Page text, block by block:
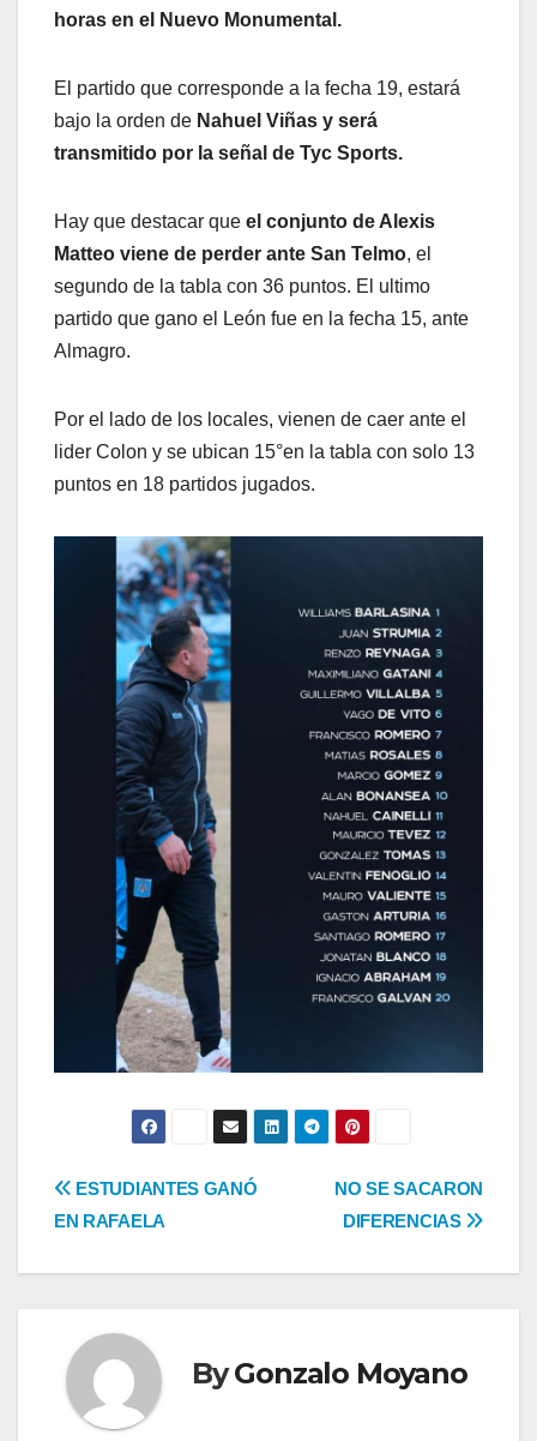
horas en el Nuevo Monumental.
El partido que corresponde a la fecha 19, estará
bajo la orden de Nahuel Viñas y será
transmitido por la señal de Tyc Sports.
Hay que destacar que el conjunto de Alexis
Matteo viene de perder ante San Telmo, el
segundo de la tabla con 36 puntos. El ultimo
partido que gano el León fue en la fecha 15, ante
Almagro.
Por el lado de los locales, vienen de caer ante el
lider Colon y se ubican 15°en la tabla con solo 13
puntos en 18 partidos jugados.
Navegación
NO SE SACARON
DIFERENCIAS
ESTUDIANTES GANÓ
EN RAFAELA
ByGonzalo Moyano